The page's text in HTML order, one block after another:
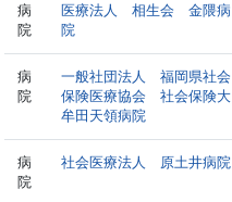
病
院
医療法人 相生会 金隈病
院
病
院
一般社団法人 福岡県社会
保険医療協会 社会保険大
牟田天領病院
病
院
社会医療法人 原土井病院